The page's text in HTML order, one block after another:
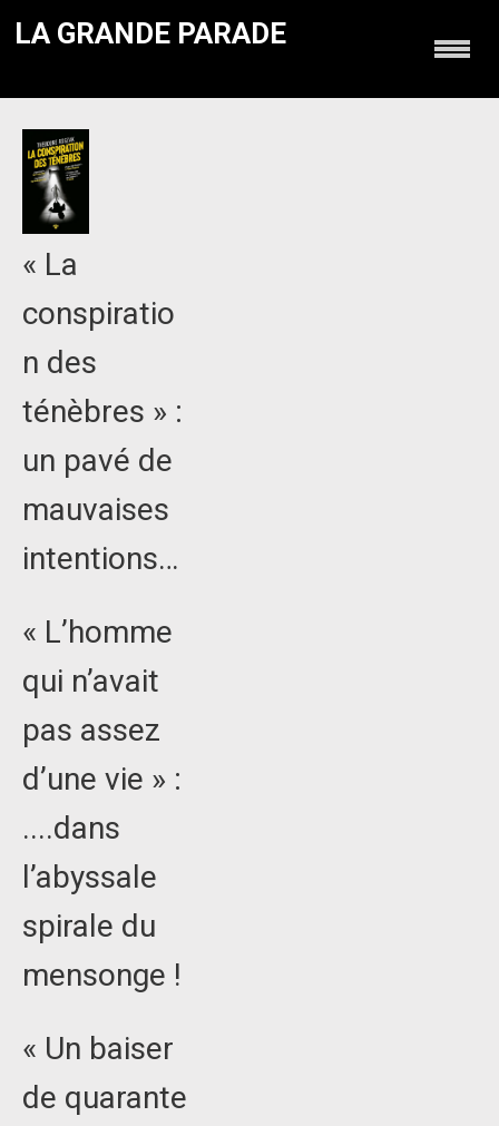
LA GRANDE PARADE
« La
conspiratio
n des
ténèbres » :
un pavé de
mauvaises
intentions…
« L’homme
qui n’avait
pas assez
d’une vie » :
....dans
l’abyssale
spirale du
mensonge !
« Un baiser
de quarante